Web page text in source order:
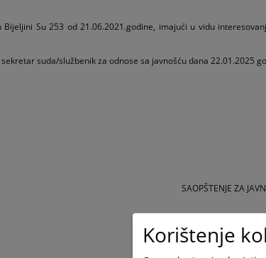
Bijeljini Su 253 od 21.06.2021.godine, imajući u vidu
suda/službenik za odnose sa javnošću dana 22.01.2025
SAOPŠTENJE ZA
Korištenje